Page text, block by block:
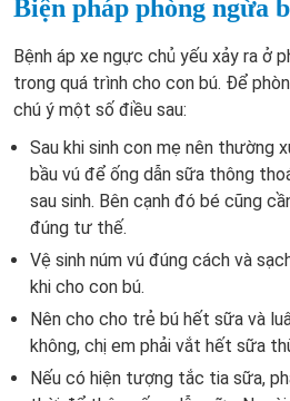
Biện pháp phòng ngừa
Bệnh áp xe ngực chủ yếu xảy ra ở
trong quá trình cho con bú. Để
chú ý một số điều sau:
Sau khi sinh con mẹ nên thường
bầu vú để ống dẫn sữa thông
sau sinh. Bên cạnh đó bé cũng
đúng tư thế.
Vệ sinh núm vú đúng cách và
khi cho con bú.
Nên cho cho trẻ bú hết sữa và
không, chị em phải vắt hết sữa
Nếu có hiện tượng tắc tia sữa,